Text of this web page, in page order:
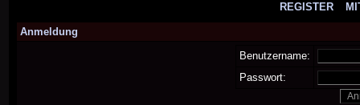
REGISTER
Anmeldung
Benutzername:
Passwort: